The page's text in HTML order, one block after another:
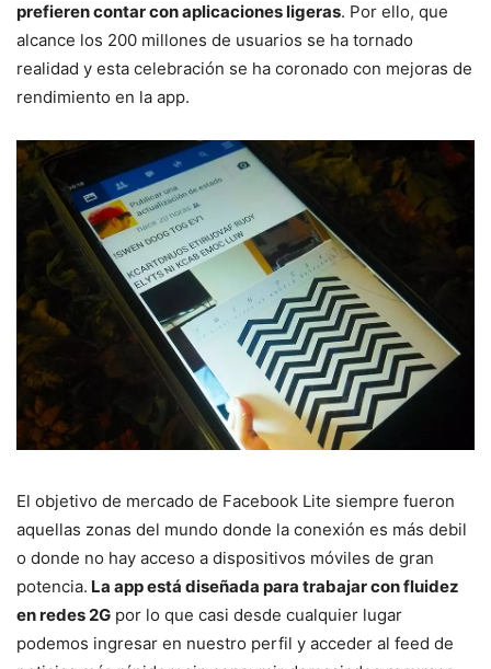
prefieren contar con aplicaciones ligeras. Por ello, que
alcance los 200 millones de usuarios se ha tornado
realidad y esta celebración se ha coronado con mejoras de
rendimiento en la app.
El objetivo de mercado de Facebook Lite siempre fueron
aquellas zonas del mundo donde la conexión es más debil
o donde no hay acceso a dispositivos móviles de gran
potencia. La app está diseñada para trabajar con fluidez
en redes 2G por lo que casi desde cualquier lugar
podemos ingresar en nuestro perfil y acceder al feed de